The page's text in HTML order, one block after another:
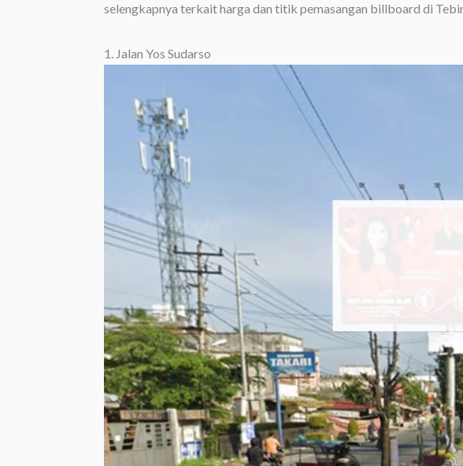
selengkapnya terkait harga dan titik pemasangan billboard di
1. Jalan Yos Sudarso